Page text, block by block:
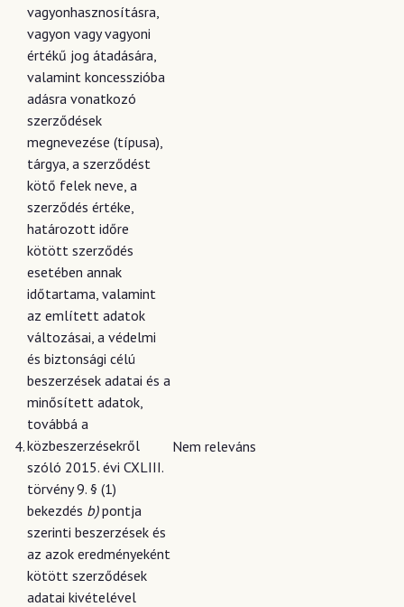
4.
vagyonhasznosításra,
vagyon vagy vagyoni
értékű jog átadására,
valamint koncesszióba
adásra vonatkozó
szerződések
megnevezése (típusa),
tárgya, a szerződést
kötő felek neve, a
szerződés értéke,
határozott időre
kötött szerződés
esetében annak
időtartama, valamint
az említett adatok
változásai, a védelmi
és biztonsági célú
beszerzések adatai és a
minősített adatok,
továbbá a
közbeszerzésekről
szóló 2015. évi CXLIII.
törvény 9. § (1)
bekezdés b)pontja
szerinti beszerzések és
az azok eredményeként
kötött szerződések
adatai kivételével
Nem releváns